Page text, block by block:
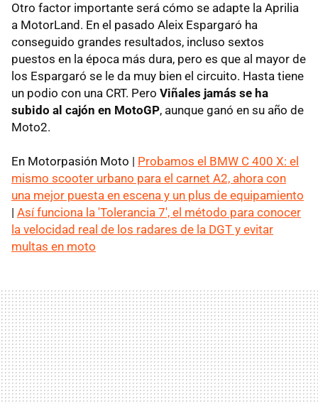
Otro factor importante será cómo se adapte la Aprilia
a MotorLand. En el pasado Aleix Espargaró ha
conseguido grandes resultados, incluso sextos
puestos en la época más dura, pero es que al mayor de
los Espargaró se le da muy bien el circuito. Hasta tiene
un podio con una CRT. Pero Viñales jamás se ha
subido al cajón en MotoGP, aunque ganó en su año de
Moto2.
En Motorpasión Moto | Probamos el BMW C 400 X: el
mismo scooter urbano para el carnet A2, ahora con
una mejor puesta en escena y un plus de equipamiento
| Así funciona la 'Tolerancia 7', el método para conocer
la velocidad real de los radares de la DGT y evitar
multas en moto